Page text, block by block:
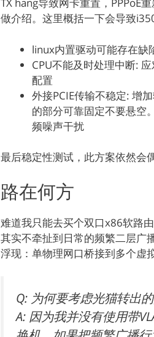
TX hang导致网卡重置，PPPoE
做介绍。这里概括一下会导致
linux内置驱动可能存在缺
CPU不能及时处理中断:
配置
外接PCIE传输不稳定: 增
的部分可靠固定不要悬空
频噪声干扰
最后稳定性测试，此方案依然会
路在何方
难道我只能去买个双口x86软路
其实不牵扯到日常的频繁二层广
浮现：单物理网口桥接到多个虚
Q: 为何要考虑光猫转出
A: 因为我并没有使用带